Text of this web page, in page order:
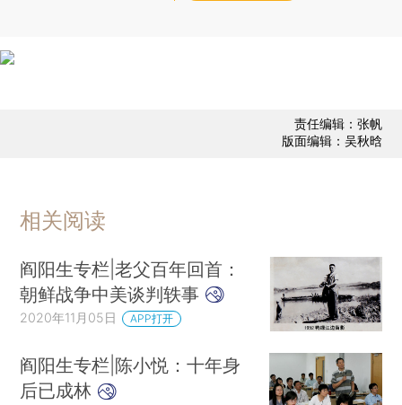
责任编辑：张帆
版面编辑：吴秋晗
相关阅读
阎阳生专栏|老父百年回首：
朝鲜战争中美谈判轶事
2020年11月05日 APP打开
阎阳生专栏|陈小悦：十年身
后已成林